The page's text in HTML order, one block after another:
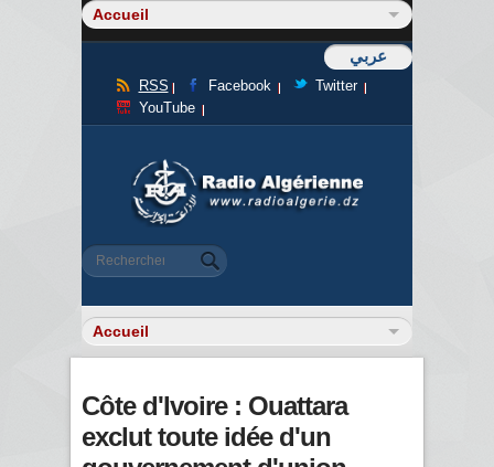
عربي
RSS Facebook
Twitter
YouTube
Formulaire de recherche
Rechercher
Côte d'Ivoire : Ouattara
exclut toute idée d'un